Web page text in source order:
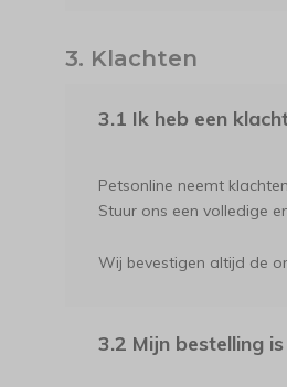
3. Klachten
3.1 Ik heb een
Petsonline neemt
Stuur ons een volledige
Wij bevestigen altijd de
3.2 Mijn bestelling